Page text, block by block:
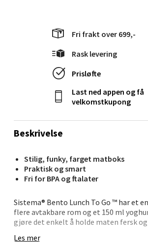
Beskrivelse
Stilig, funky, farget matboks
Praktisk og smart
Fri for BPA og ftalater
Sistema® Bento Lunch To Go ™ har et
flere avtakbare rom og et 150 ml
gjøre det enkelt å holde maten fersk
oppvaskmaskin (øverste stativ),
Les mer
Fri frakt over 699,-
Rask levering
Prisløfte
Last ned appen og få
velkomstkupong
Stavanger og Sandnes -
Gamle Stokkavei 1, 4313 Sandnes
Åpent i dag 10-21
Bergen - Thon Senter